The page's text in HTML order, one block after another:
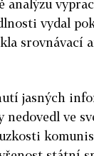
analýzu
vydal
srovnávací
jasných
nedovedl ve